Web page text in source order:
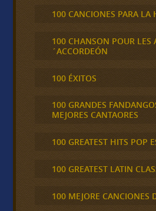
100 CANCIONES PARA LA
100 CHANSON POUR LES
´ACCORDEÓN
100 ÉXITOS
100 GRANDES
MEJORES CANTAORES
100 GREATEST HITS POP
100 GREATEST LATIN
100 MEJORE CANCIONES